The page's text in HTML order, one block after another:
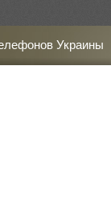
Украины